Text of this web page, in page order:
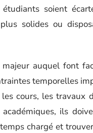
soient
solides ou
auquel font
temporelles
cours, les travaux
académiques, ils
chargé et